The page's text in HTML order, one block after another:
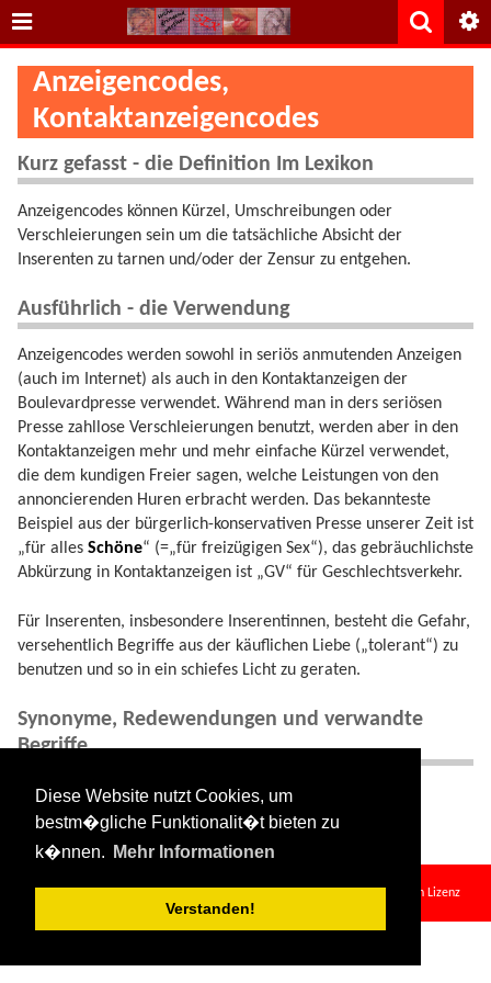
Diese Website nutzt Cookies, um
bestm�gliche Funktionalit�t bieten zu
k�nnen.
Mehr Informationen
Verstanden!
Anzeigencodes,
Kontaktanzeigencodes
Kurz gefasst - die Definition Im Lexikon
Anzeigencodes können Kürzel, Umschreibungen oder
Verschleierungen sein um die tatsächliche Absicht der
Inserenten zu tarnen und/oder der Zensur zu entgehen.
Ausführlich - die Verwendung
Anzeigencodes werden sowohl in seriös anmutenden Anzeigen
(auch im Internet) als auch in den Kontaktanzeigen der
Boulevardpresse verwendet. Während man in ders seriösen
Presse zahllose Verschleierungen benutzt, werden aber in den
Kontaktanzeigen mehr und mehr einfache Kürzel verwendet,
die dem kundigen Freier sagen, welche Leistungen von den
annoncierenden Huren erbracht werden. Das bekannteste
Beispiel aus der bürgerlich-konservativen Presse unserer Zeit ist
„für alles Schöne“ (=„für freizügigen Sex“), das gebräuchlichste
Abkürzung in Kontaktanzeigen ist „GV“ für Geschlechtsverkehr.
Für Inserenten, insbesondere Inserentinnen, besteht die Gefahr,
versehentlich Begriffe aus der käuflichen Liebe („tolerant“) zu
benutzen und so in ein schiefes Licht zu geraten.
Synonyme, Redewendungen und verwandte
Begriffe
Synonyme: Anzeigenjargon.
Falls nicht anders bezeichnet, ist der Inhalt dieses Wikis unter der folgenden Lizenz
CC Attribution-Share Alike 4.0 International